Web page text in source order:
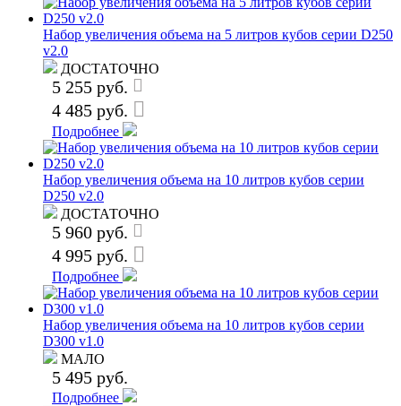
Набор увеличения объема на 5 литров кубов серии D250
v2.0
ДОСТАТОЧНО
5 255 руб.
4 485 руб.
Подробнее
Набор увеличения объема на 10 литров кубов серии
D250 v2.0
ДОСТАТОЧНО
5 960 руб.
4 995 руб.
Подробнее
Набор увеличения объема на 10 литров кубов серии
D300 v1.0
МАЛО
5 495 руб.
Подробнее